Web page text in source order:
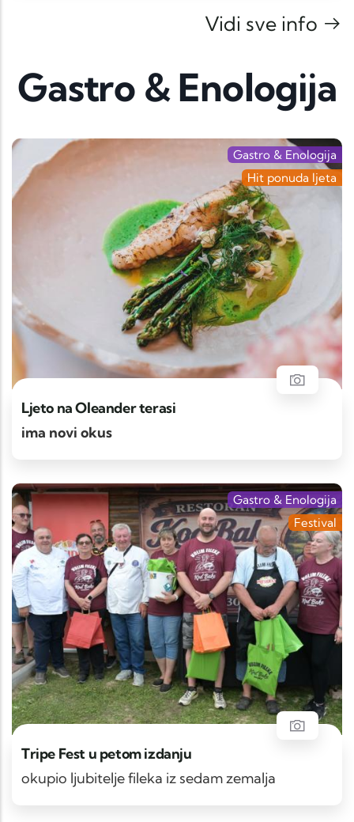
Vidi sve info
Gastro & Enologija
Ljeto na Oleander terasi
ima novi okus
Gastro & Enologija
Hit ponuda ljeta
Tripe Fest u petom izdanju
okupio ljubitelje fileka iz sedam zemalja
Gastro & Enologija
Festival